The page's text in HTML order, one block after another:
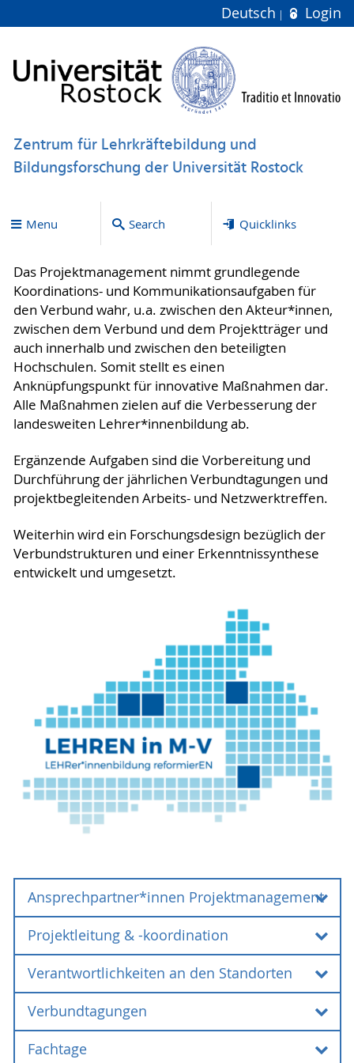
Deutsch Login
Zentrum für Lehrkräftebildung und
Bildungsforschung der Universität Rostock
Menu Search Quicklinks
Das Projektmanagement nimmt grundlegende
Koordinations- und Kommunikationsaufgaben für
den Verbund wahr, u.a. zwischen den Akteur*innen,
zwischen dem Verbund und dem Projektträger und
auch innerhalb und zwischen den beteiligten
Hochschulen. Somit stellt es einen
Anknüpfungspunkt für innovative Maßnahmen dar.
Alle Maßnahmen zielen auf die Verbesserung der
landesweiten Lehrer*innenbildung ab.
Ergänzende Aufgaben sind die Vorbereitung und
Durchführung der jährlichen Verbundtagungen und
projektbegleitenden Arbeits- und Netzwerktreffen.
Weiterhin wird ein Forschungsdesign bezüglich der
Verbundstrukturen und einer Erkenntnissynthese
entwickelt und umgesetzt.
Ansprechpartner*innen Projektmanagement
Projektleitung & -koordination
Projektleitung & -koordination
Die Projektleitung und -koordination liegt am
Landesweiten Zentrums für Lehrerbildung und
Bildungsforschung Mecklenburg-Vorpommern
Verantwortlichkeiten an den Standorten
Verantwortlichkeiten an den
Standorten
Verbundtagungen
Fachtage